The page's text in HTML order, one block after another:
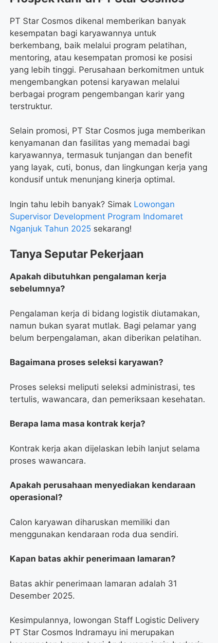
PT Star Cosmos dikenal memberikan banyak
kesempatan bagi karyawannya untuk
berkembang, baik melalui program pelatihan,
mentoring, atau kesempatan promosi ke posisi
yang lebih tinggi. Perusahaan berkomitmen untuk
mengembangkan potensi karyawan melalui
berbagai program pengembangan karir yang
terstruktur.
Selain promosi, PT Star Cosmos juga memberikan
kenyamanan dan fasilitas yang memadai bagi
karyawannya, termasuk tunjangan dan benefit
yang layak, cuti, bonus, dan lingkungan kerja yang
kondusif untuk menunjang kinerja optimal.
Ingin tahu lebih banyak? Simak Lowongan
Supervisor Development Program Indomaret
Nganjuk Tahun 2025 sekarang!
Tanya Seputar Pekerjaan
Apakah dibutuhkan pengalaman kerja
sebelumnya?
Pengalaman kerja di bidang logistik diutamakan,
namun bukan syarat mutlak. Bagi pelamar yang
belum berpengalaman, akan diberikan pelatihan.
Bagaimana proses seleksi karyawan?
Proses seleksi meliputi seleksi administrasi, tes
tertulis, wawancara, dan pemeriksaan kesehatan.
Berapa lama masa kontrak kerja?
Kontrak kerja akan dijelaskan lebih lanjut selama
proses wawancara.
Apakah perusahaan menyediakan kendaraan
operasional?
Calon karyawan diharuskan memiliki dan
menggunakan kendaraan roda dua sendiri.
Kapan batas akhir penerimaan lamaran?
Batas akhir penerimaan lamaran adalah 31
Desember 2025.
Kesimpulannya, lowongan Staff Logistic Delivery
PT Star Cosmos Indramayu ini merupakan